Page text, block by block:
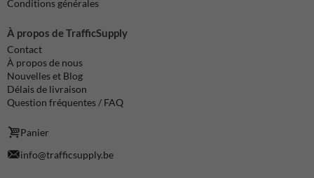
Conditions générales
À propos de TrafficSupply
Contact
À propos de nous
Nouvelles et Blog
Délais de livraison
Question fréquentes / FAQ
Panier
info@trafficsupply.be